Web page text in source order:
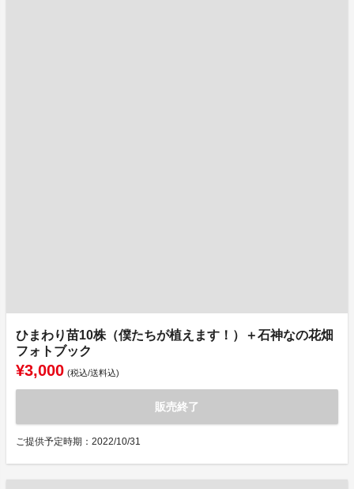
ひまわり苗10株（僕たちが植えます！）＋石神なの花畑
フォトブック
¥3,000 (税込/送料込)
販売終了
ご提供予定時期：2022/10/31